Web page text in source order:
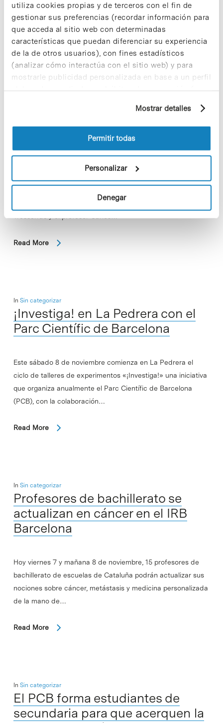
utiliza cookies propias y de terceros con el fin de
gestionar sus preferencias (recordar información para
que acceda al sitio web con determinadas
características que puedan diferenciar su experiencia
de la de otros usuarios), con fines estadísticos
(analizar cómo interactúa con el sitio web) y para
mostrarle publicidad personalizada en base a un perfil
elaborado a partir de sus hábitos de navegación (por
información sobre las cookies puede consultar
la Política de cookies del sitio web.
Mostrar detalles
Permitir todas
Personalizar
Denegar
Científic de Barcelona y fundada en 2013 per Patrick
Read More
In Sin categorizar
¡Investiga! en La Pedrera con el
Parc Científic de Barcelona
Este sábado 8 de noviembre comienza en La Pedrera el
ciclo de talleres de experimentos «¡Investiga!» una iniciativa
que organiza anualmente el Parc Científic de Barcelona
(PCB), con la colaboración…
Read More
In Sin categorizar
Profesores de bachillerato se
actualizan en cáncer en el IRB
Barcelona
Hoy viernes 7 y mañana 8 de noviembre, 15 profesores de
bachillerato de escuelas de Cataluña podrán actualizar sus
nociones sobre cáncer, metástasis y medicina personalizada
de la mano de…
Read More
In Sin categorizar
El PCB forma estudiantes de
secundaria para que acerquen la